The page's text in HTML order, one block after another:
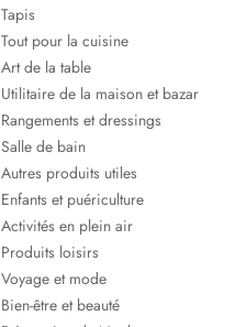
Tapis
Tout pour la cuisine
Art de la table
Utilitaire de la maison et bazar
Rangements et dressings
Salle de bain
Autres produits utiles
Enfants et puériculture
Activités en plein air
Produits loisirs
Voyage et mode
Bien-être et beauté